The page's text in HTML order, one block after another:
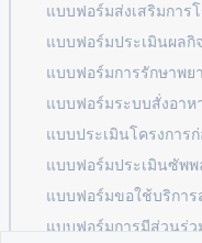
แบบฟอร์มส่งเสริมการ
แบบฟอร์มประเมินผลกิ
แบบฟอร์มการรักษาพย
แบบฟอร์มระบบสั่งอาห
แบบประเมินโครงการก่
แบบฟอร์มประเมินซัพพ
แบบฟอร์มขอใช้บริกา
แบบฟอร์มการมีส่วนร่ว